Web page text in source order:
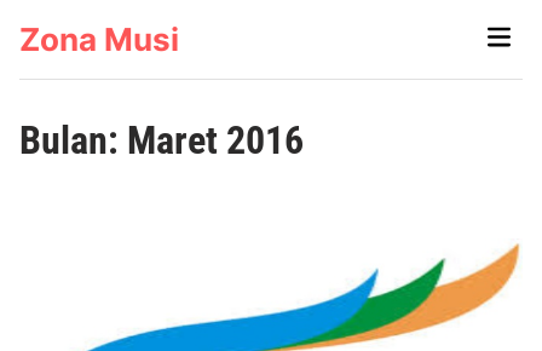
Zona Musi
Main
Bulan: Maret 2016